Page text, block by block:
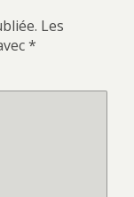
Les
*